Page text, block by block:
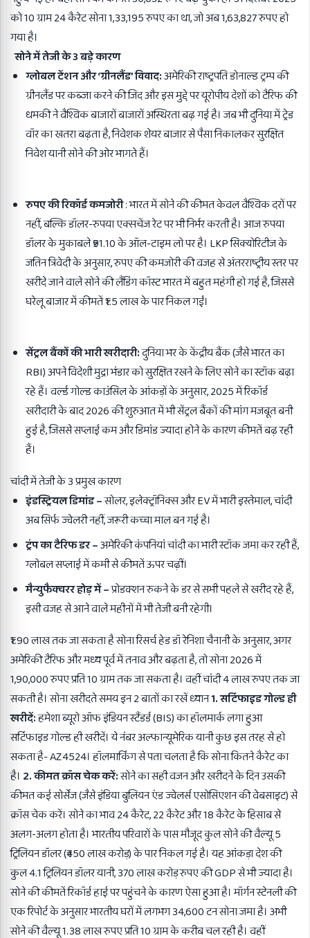
को 10 ग्राम 24 कैरेट सोना 1,33,195 रुपए का था, जो अब 1,63,827 रुपए हो
गया है।
सोने में तेजी के 3 बड़े कारण
ग्लोबल टेंशन और ‘ग्रीनलैंड’ विवाद:अमेरिकी राष्ट्रपति डोनाल्ड ट्रम्प की
ग्रीनलैंड पर कब्जा करने की जिद और इस मुद्दे पर यूरोपीय देशों को टैरिफ की
धमकी ने वैश्विक बाजारों बाजारों अस्थिरता बढ़ गई है। जब भी दुनिया में ट्रेड
वॉर का खतरा बढ़ता है, निवेशक शेयर बाजार से पैसा निकालकर सुरक्षित
निवेश यानी सोने की ओर भागते हैं।
रुपए की रिकॉर्ड कमजोरी: भारत में सोने की कीमत केवल वैश्विक दरों पर
नहीं, बल्कि डॉलर-रुपया एक्सचेंज रेट पर भी निर्भर करती है। आज रुपया
डॉलर के मुकाबले ₹91.10 के ऑल-टाइम लो पर है। LKP सिक्योरिटीज के
जतिन त्रिवेदी के अनुसार, रुपए की कमजोरी की वजह से अंतरराष्ट्रीय स्तर पर
खरीदे जाने वाले सोने की लैंडिंग कॉस्ट भारत में बहुत महंगी हो गई है, जिससे
घरेलू बाजार में कीमतें ₹1.5 लाख के पार निकल गईं।
सेंट्रल बैंकों की भारी खरीदारी:दुनिया भर के केंद्रीय बैंक (जैसे भारत का
RBI) अपने विदेशी मुद्रा भंडार को सुरक्षित रखने के लिए सोने का स्टॉक बढ़ा
रहे हैं। वर्ल्ड गोल्ड काउंसिल के आंकड़ों के अनुसार, 2025 में रिकॉर्ड
खरीदारी के बाद 2026 की शुरुआत में भी सेंट्रल बैंकों की मांग मजबूत बनी
हुई है, जिससे सप्लाई कम और डिमांड ज्यादा होने के कारण कीमतें बढ़ रही
हैं।
चांदी में तेजी के 3 प्रमुख कारण
इंडस्ट्रियल डिमांड –सोलर, इलेक्ट्रॉनिक्स और EV में भारी इस्तेमाल, चांदी
अब सिर्फ ज्वेलरी नहीं, जरूरी कच्चा माल बन गई है।
ट्रंप का टैरिफ डर –अमेरिकी कंपनियां चांदी का भारी स्टॉक जमा कर रही हैं,
ग्लोबल सप्लाई में कमी से कीमतें ऊपर चढ़ीं।
मैन्युफैक्चरर होड़ में –प्रोडक्शन रुकने के डर से सभी पहले से खरीद रहे हैं,
इसी वजह से आने वाले महीनों में भी तेजी बनी रहेगी।
₹1.90 लाख तक जा सकता है सोना रिसर्च हेड डॉ रेनिशा चैनानी के अनुसार, अगर
अमेरिकी टैरिफ और मध्य पूर्व में तनाव और बढ़ता है, तो सोना 2026 में
1,90,000 रुपए प्रति 10 ग्राम तक जा सकता है। वहीं चांदी 4 लाख रुपए तक जा
सकती है। सोना खरीदते समय इन 2 बातों का रखें ध्यान1. सर्टिफाइड गोल्ड ही
खरीदें:हमेशा ब्यूरो ऑफ इंडियन स्टैंडर्ड (BIS) का हॉलमार्क लगा हुआ
सर्टिफाइड गोल्ड ही खरीदें। ये नंबर अल्फान्यूमेरिक यानी कुछ इस तरह से हो
सकता है- AZ4524। हॉलमार्किंग से पता चलता है कि सोना कितने कैरेट का
है। 2. कीमत क्रॉस चेक करें:सोने का सही वजन और खरीदने के दिन उसकी
कीमत कई सोर्सेज (जैसे इंडिया बुलियन एंड ज्वेलर्स एसोसिएशन की वेबसाइट) से
क्रॉस चेक करें। सोने का भाव 24 कैरेट, 22 कैरेट और 18 कैरेट के हिसाब से
अलग-अलग होता है। भारतीय परिवारों के पास मौजूद कुल सोने की वैल्यू 5
ट्रिलियन डॉलर (₹450 लाख करोड़) के पार निकल गई है। यह आंकड़ा देश की
कुल 4.1 ट्रिलियन डॉलर यानी, 370 लाख करोड़ रुपए की GDP से भी ज्यादा है।
सोने की कीमतें रिकॉर्ड हाई पर पहुंचने के कारण ऐसा हुआ है। मॉर्गन स्टेनली की
एक रिपोर्ट के अनुसार भारतीय घरों में लगभग 34,600 टन सोना जमा है। अभी
सोने की वैल्यू 1.38 लाख रुपए प्रति 10 ग्राम के करीब चल रही है। वहीं